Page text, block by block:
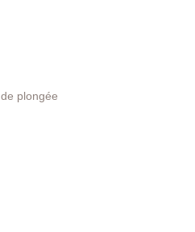
de plongée